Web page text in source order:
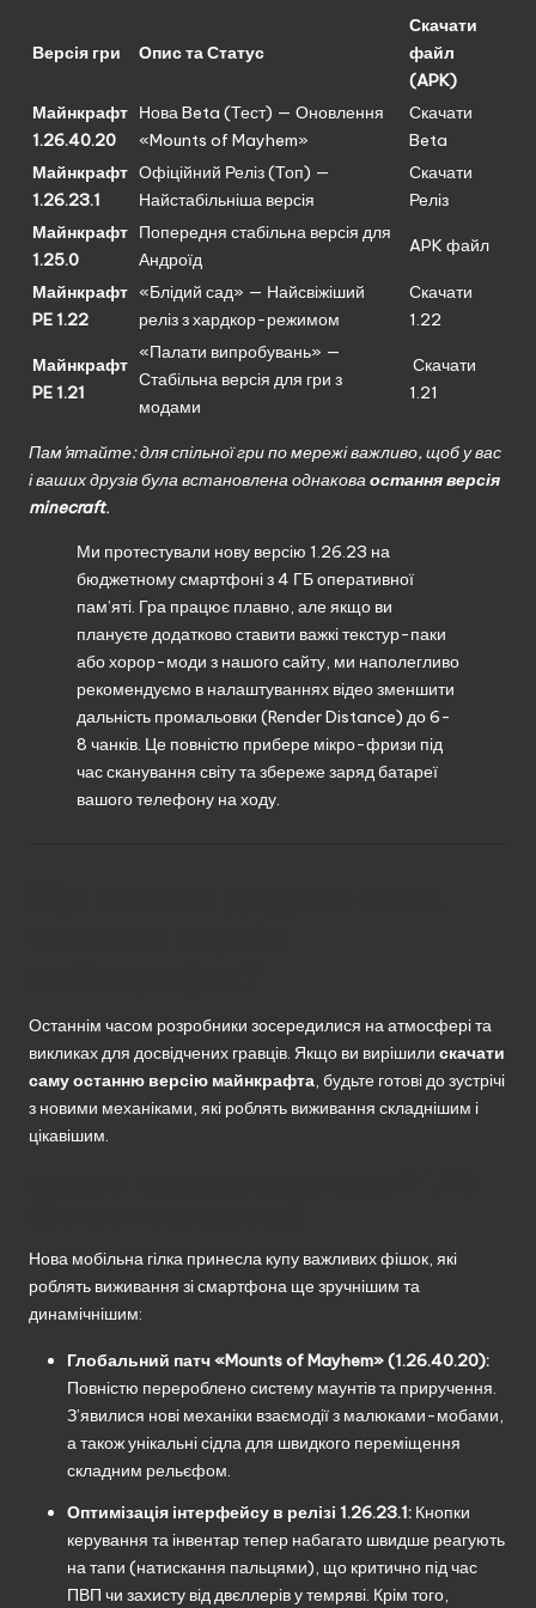
Версія гри Опис та Статус
Скачати
файл
(APK)
Майнкрафт
1.26.40.20
Нова Beta (Тест) — Оновлення
«Mounts of Mayhem»
Скачати
Beta
Майнкрафт
1.26.23.1
Офіційний Реліз (Топ) —
Найстабільніша версія
Скачати
Реліз
Майнкрафт
1.25.0
Попередня стабільна версія для
Андроїд
APK файл
Майнкрафт
PE 1.22
«Блідий сад» — Найсвіжіший
реліз з хардкор-режимом
Скачати
1.22
Майнкрафт
PE 1.21
«Палати випробувань» —
Стабільна версія для гри з
модами
Скачати
1.21
Пам’ятайте: для спільної гри по мережі важливо, щоб у вас
і ваших друзів була встановлена однаковаостання версія
minecraft.
Ми протестували нову версію 1.26.23 на
бюджетному смартфоні з 4 ГБ оперативної
пам’яті. Гра працює плавно, але якщо ви
плануєте додатково ставити важкі текстур-паки
або хорор-моди з нашого сайту, ми наполегливо
рекомендуємо в налаштуваннях відео зменшити
дальність промальовки (Render Distance) до 6-
8 чанків. Це повністю прибере мікро-фризи під
час сканування світу та збереже заряд батареї
вашого телефону на ходу.
Останнім часом розробники зосередилися на атмосфері та
викликах для досвідчених гравців. Якщо ви вирішили скачати
саму останню версію майнкрафта, будьте готові до зустрічі
з новими механіками, які роблять виживання складнішим і
цікавішим.
Нова мобільна гілка принесла купу важливих фішок, які
роблять виживання зі смартфона ще зручнішим та
динамічнішим:
Глобальний патч «Mounts of Mayhem» (1.26.40.20):
Повністю перероблено систему маунтів та приручення.
З’явилися нові механіки взаємодії з малюками-мобами,
а також унікальні сідла для швидкого переміщення
складним рельєфом.
Оптимізація інтерфейсу в релізі 1.26.23.1: Кнопки
керування та інвентар тепер набагато швидше реагують
на тапи (натискання пальцями), що критично під час
ПВП чи захисту від двєллерів у темряві. Крім того,